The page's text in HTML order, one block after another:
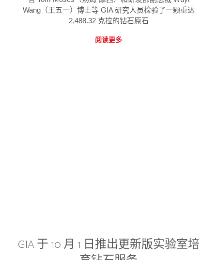
Wang（王五一）博士等 GIA 研究人员检验了一颗重达
2,488.32 克拉的钻石原石
阅读更多
GIA 于 10 月 1 日推出更新版实验室培